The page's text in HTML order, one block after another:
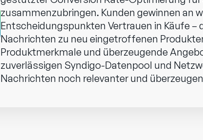
zusammenzubringen. Kunden gewinnen an
Entscheidungspunkten Vertrauen in Käufe –
Nachrichten zu neu eingetroffenen
Produktmerkmale und überzeugende
zuverlässigen Syndigo-Datenpool und
Nachrichten noch relevanter und